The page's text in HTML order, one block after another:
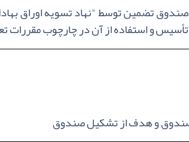
صندوق تضمین توسط"نهاد تسویه اوراق
تأسیس و استفاده از آن در چارچوب